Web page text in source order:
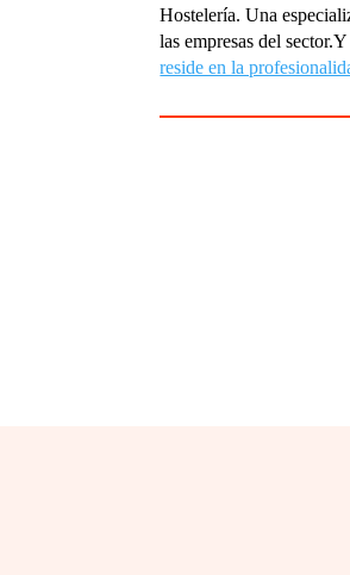
Hostelería. Una
las empresas del sector.Y
reside en la